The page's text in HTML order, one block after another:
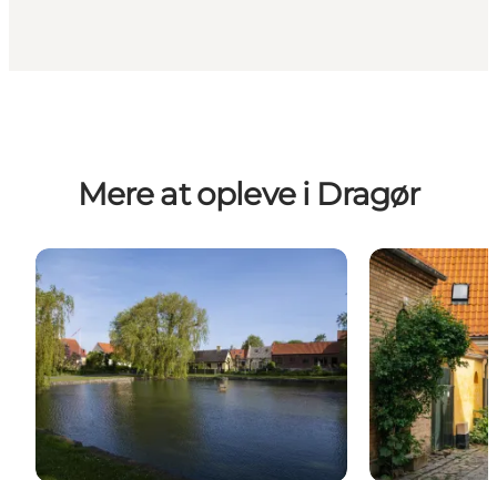
Mere at opleve i Dragør
Store Magleby Dragør – den